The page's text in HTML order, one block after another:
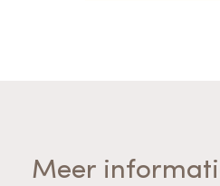
Meer